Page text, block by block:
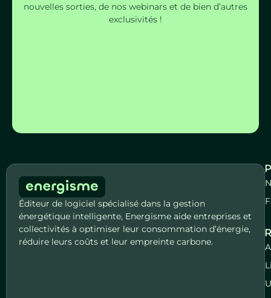
nouvelles sorties, de nos webinars et de bien d’autres
exclusivités !
Éditeur de logiciel spécialisé dans la gestion
énergétique intelligente, Energisme aide entreprises et
collectivités à optimiser leur consommation d’énergie,
réduire leurs coûts et leur empreinte carbone.